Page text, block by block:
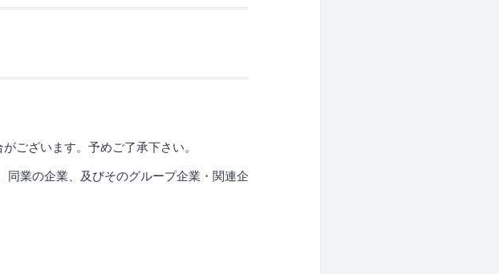
ございます。予めご了承下さい。
同業の企業、及びそのグループ企業・関連企